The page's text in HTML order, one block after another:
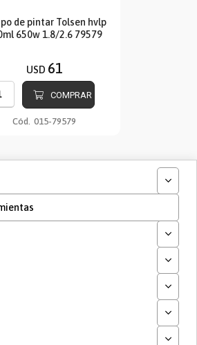
de pintar Tolsen hvlp
650w 1.8/2.6 79579
USD 61
COMPRAR
Cód. 015-79579